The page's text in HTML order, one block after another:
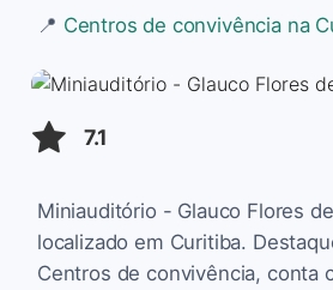
📍 Centros de convivência na
7.1
Miniauditório - Glauco Flores
localizado em Curitiba.
Centros de convivência, conta